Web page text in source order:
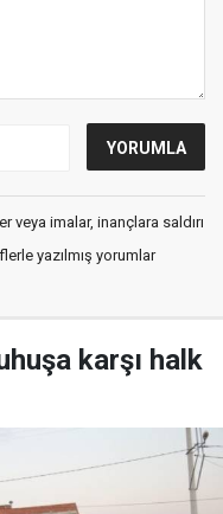
veya imalar, inançlara saldırı
yazılmış yorumlar
karşı halk